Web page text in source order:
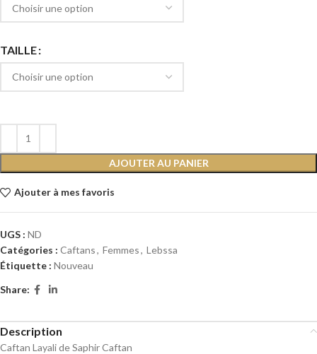
TAILLE
AJOUTER AU PANIER
Ajouter à mes favoris
UGS : ND
Catégories : Caftans, Femmes, Lebssa
Étiquette : Nouveau
Share:
Description
Caftan Layali de Saphir Caftan